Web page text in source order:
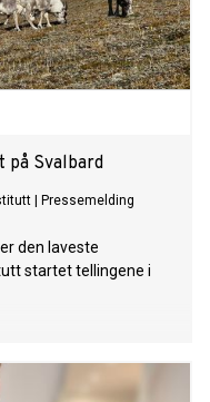
på Svalbard
Pressemelding
den laveste
startet tellingene i